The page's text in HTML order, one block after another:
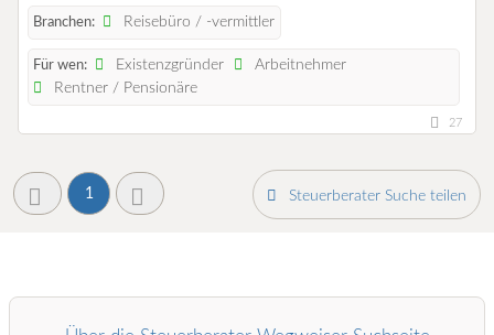
Branchen: Reisebüro / -vermittler
Für wen: Existenzgründer
Arbeitnehmer
Rentner / Pensionäre
27
1 Steuerberater Suche teilen